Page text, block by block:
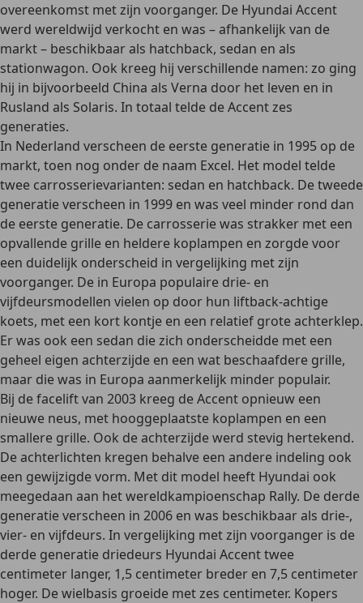
overeenkomst met zijn voorganger. De Hyundai Accent
werd wereldwijd verkocht en was – afhankelijk van de
markt – beschikbaar als hatchback, sedan en als
stationwagon. Ook kreeg hij verschillende namen: zo ging
hij in bijvoorbeeld China als Verna door het leven en in
Rusland als Solaris. In totaal telde de Accentzes
generaties.
In Nederland verscheen de eerste generatie in 1995 op de
markt, toen nog onder de naam Excel. Het model telde
twee carrosserievarianten: sedan en hatchback. De tweede
generatie verscheen in 1999 en was veel minder rond dan
de eerste generatie. De carrosserie was strakker met een
opvallende grille en heldere koplampen en zorgde voor
een duidelijk onderscheid in vergelijking met zijn
voorganger. De in Europa populaire drie- en
vijfdeursmodellen vielen op door hun liftback-achtige
koets, met een kort kontje en een relatief grote achterklep.
Er was ook een sedan die zich onderscheidde met een
geheel eigen achterzijde en een wat beschaafdere grille,
maar die was in Europa aanmerkelijk minder populair.
Bij defacelift van 2003 kreeg de Accent opnieuw een
nieuwe neus, met hooggeplaatste koplampen en een
smallere grille. Ook de achterzijde werd stevig hertekend.
De achterlichten kregen behalve een andere indeling ook
een gewijzigde vorm. Met dit model heeft Hyundai ook
meegedaan aan hetwereldkampioenschap Rally. De derde
generatie verscheen in 2006 en was beschikbaar als drie-,
vier- en vijfdeurs. In vergelijking met zijn voorganger is de
derde generatie driedeurs Hyundai Accent twee
centimeter langer, 1,5 centimeter breder en 7,5 centimeter
hoger. De wielbasis groeide met zes centimeter. Kopers